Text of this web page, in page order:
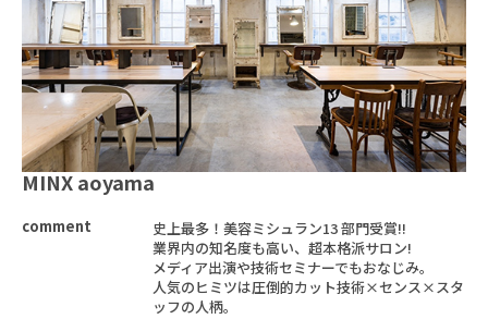
MINX aoyama
comment
史上最多！美容ミシュラン13 部門受賞!!
業界内の知名度も高い、超本格派サロン!
メディア出演や技術セミナーでもおなじみ。
人気のヒミツは圧倒的カット技術×センス×スタ
ッフの人柄。